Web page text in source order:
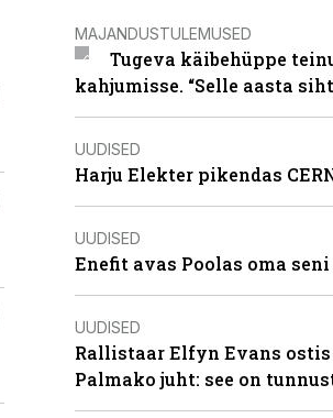
MAJANDUSTULEMUSED
Tugeva käibehüppe
kahjumisse. “Selle aasta
UUDISED
Harju Elekter pikendas
UUDISED
Enefit avas Poolas oma
UUDISED
Rallistaar Elfyn Evans
Palmako juht: see on